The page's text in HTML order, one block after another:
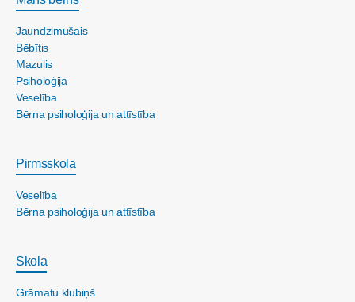
Jaundzimušais
Bēbītis
Mazulis
Psiholoģija
Veselība
Bērna psiholoģija un attīstība
Pirmsskola
Veselība
Bērna psiholoģija un attīstība
Skola
Grāmatu klubiņš